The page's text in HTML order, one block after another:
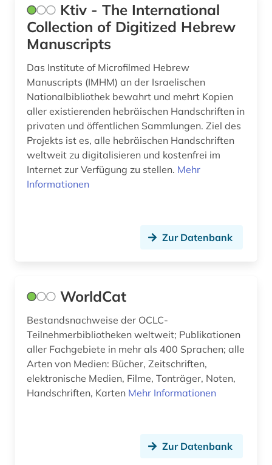
bildungsangebot (1)
bildungsgeschichte (1)
bildungspolitik (1)
biografie (1)
biographie (2)
biomedizin (1)
bodleian library (1)
bohuslän (1)
bornholm (1)
bosnien-herzegowina (2)
botanischer garten (1)
Ktiv - The International
Collection of Digitized Hebrew
Manuscripts
Das Institute of Microfilmed Hebrew
Manuscripts (IMHM) an der Israelischen
Nationalbibliothek bewahrt und mehrt Kopien
aller existierenden hebräischen Handschriften in
privaten und öffentlichen Sammlungen. Ziel des
Projekts ist es, alle hebräischen Handschriften
weltweit zu digitalisieren und kostenfrei im
Internet zur Verfügung zu stellen. Mehr
Informationen
Zur Datenbank
WorldCat
Bestandsnachweise der OCLC-
Teilnehmerbibliotheken weltweit; Publikationen
aller Fachgebiete in mehr als 400 Sprachen; alle
Arten von Medien: Bücher, Zeitschriften,
elektronische Medien, Filme, Tonträger, Noten,
Handschriften, Karten Mehr Informationen
Zur Datenbank